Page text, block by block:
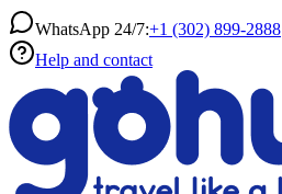
WhatsApp 24/7:+1 (302) 899-2888
Help and contact